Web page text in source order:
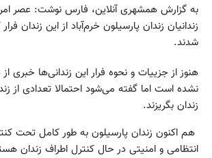
به گزارش همشهری آنلاین، فارس نوشت: عصر
زندانیان زندان پارسیلون خرم‌آباد از این زندان
شدند.
هنوز از جزییات و نحوه فرار این زندانی‌ها خبری
نشده است اما گفته می‌شود احتمالا تعدادی از
زندان بگریزند.
هم اکنون زندان پارسیلون به طور کامل تحت
انتظامی و امنیتی در حال کنترل اطراف زندان